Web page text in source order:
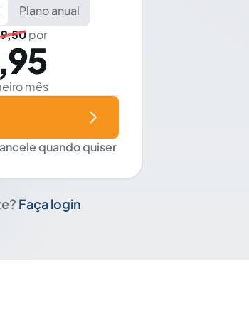
Plano anual
por
mês
quando quiser
Faça login